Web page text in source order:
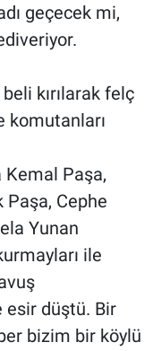
geçecek mi,
kırılarak felç
komutanları
Kemal Paşa,
Paşa, Cephe
Yunan
ile
esir düştü. Bir
bizim bir köylü